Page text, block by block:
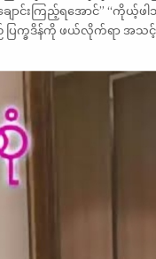
ချောင်းကြည့်ရအောင်” “ကိုယ့်
ြက္ခဒိန်ကို ဖယ်လိုက်ရာ အသင့်